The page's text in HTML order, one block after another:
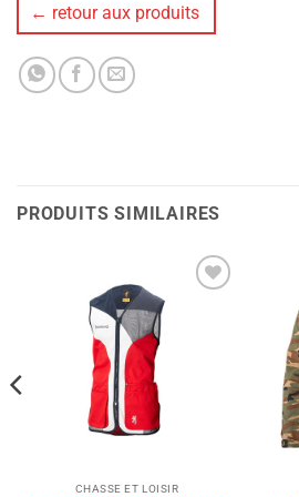
← retour aux produits
PRODUITS SIMILAIRES
CHASSE ET LOISIR